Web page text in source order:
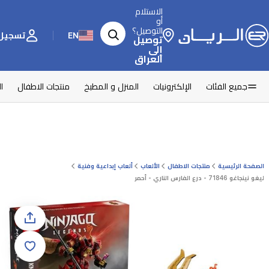
الاستلام
أو
التوصيل؟
توصيل
إلى
العراق
EN تسجيل
جميع الفئات الإلكترونيات المنزل و المطبخ منتجات الاطفال
الصفحة الرئيسية منتجات الاطفال الألعاب
ألعاب إبداعية وفنية
ليغو نينجاغو 71846 - درع الفارس الناري - أحمر